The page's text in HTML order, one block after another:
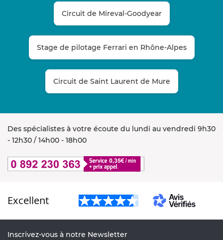
Circuit de Mireval-Goodyear
Stage de pilotage Ferrari en Rhône-Alpes
Circuit de Saint Laurent de Mure
Des spécialistes à votre écoute du lundi au vendredi 9h30
- 12h30 / 14h00 - 18h00
Excellent
Inscrivez-vous à notre Newsletter